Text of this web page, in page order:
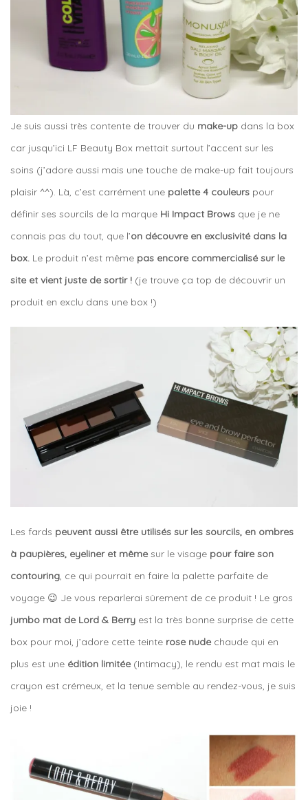
Je suis aussi très contente de trouver du make-up dans la box
car jusqu’ici LF Beauty Box mettait surtout l’accent sur les
soins (j’adore aussi mais une touche de make-up fait toujours
plaisir ^^). Là, c’est carrément une palette 4 couleurs pour
définir ses sourcils de la marque Hi Impact Brows que je ne
connais pas du tout, que l’on découvre en exclusivité dans la
box. Le produit n’est même pas encore commercialisé sur le
site et vient juste de sortir ! (je trouve ça top de découvrir un
produit en exclu dans une box !)
Les fards peuvent aussi être utilisés sur les sourcils, en ombres
à paupières, eyeliner et même sur le visage pour faire son
contouring, ce qui pourrait en faire la palette parfaite de
voyage 😉 Je vous reparlerai sûrement de ce produit ! Le gros
jumbo mat de Lord & Berry est la très bonne surprise de cette
box pour moi, j’adore cette teinte rose nude chaude qui en
plus est une édition limitée (Intimacy), le rendu est mat mais le
crayon est crémeux, et la tenue semble au rendez-vous, je suis
joie !